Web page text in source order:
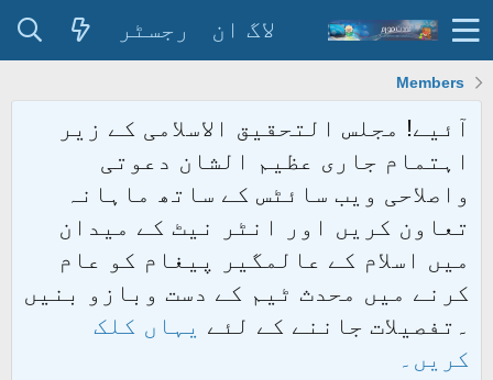
لاگ ان رجسٹر
Members
آئیے! مجلس التحقیق الاسلامی کے زیر
اہتمام جاری عظیم الشان دعوتی
واصلاحی ویب سائٹس کے ساتھ ماہانہ
تعاون کریں اور انٹر نیٹ کے میدان
میں اسلام کے عالمگیر پیغام کو عام
کرنے میں محدث ٹیم کے دست وبازو بنیں
۔تفصیلات جاننے کے لئے یہاں کلک
کریں۔